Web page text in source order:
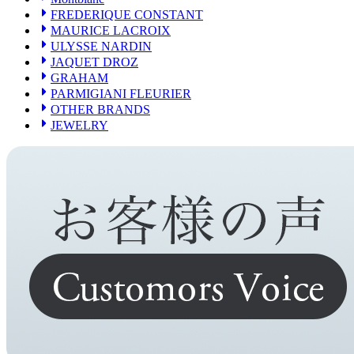
FREDERIQUE CONSTANT
MAURICE LACROIX
ULYSSE NARDIN
JAQUET DROZ
GRAHAM
PARMIGIANI FLEURIER
OTHER BRANDS
JEWELRY